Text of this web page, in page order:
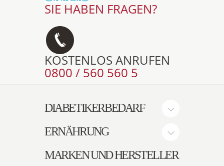
SIE HABEN FRAGEN?
KOSTENLOS ANRUFEN
0800 / 560 560 5
DIABETIKERBEDARF
ERNÄHRUNG
MARKEN UND HERSTELLER